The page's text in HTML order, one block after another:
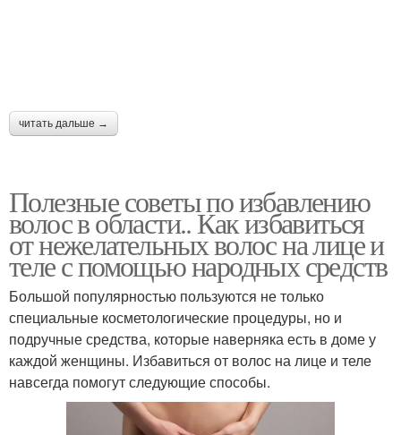
читать дальше →
Полезные советы по избавлению
волос в области.. Как избавиться
от нежелательных волос на лице и
теле с помощью народных средств
Большой популярностью пользуются не только
специальные косметологические процедуры, но и
подручные средства, которые наверняка есть в доме у
каждой женщины. Избавиться от волос на лице и теле
навсегда помогут следующие способы.